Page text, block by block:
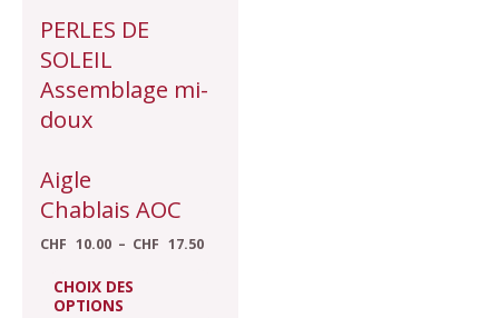
PERLES DE
SOLEIL
Assemblage mi-
doux
Aigle
Chablais AOC
CHF 10.00 – CHF 17.50
CHOIX DES
OPTIONS